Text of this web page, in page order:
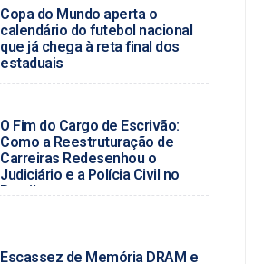
Copa do Mundo aperta o
calendário do futebol nacional
que já chega à reta final dos
estaduais
O Fim do Cargo de Escrivão:
Como a Reestruturação de
Carreiras Redesenhou o
Judiciário e a Polícia Civil no
Brasil
Escassez de Memória DRAM e